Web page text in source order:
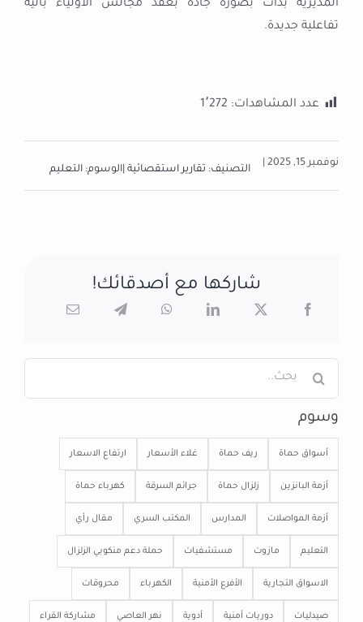
المديرية بدأت بصورة جادة بعقد مجالس الأولياء بآلية
تفاعلية جديدة.
عدد المشاهدات: 1٬272
نوفمبر 15, 2025 |
التصنيف: تقارير استقصائية| الوسوم: التعليم
شاركها مع أصدقائك!
وسوم
أسواق حماة ريف حماة غلاء الأسعار ارتفاع الاسعار
أزمة البانزين زلزال حماة جرائم السرقة كهرباء حماة
أزمة المواصلات المدارس المكتب السري مقال رأي
التعليم مازوت مستشفيات حملة دعم منكوبي الزلزال
الاسواق التجارية الأفرع الأمنية الكهرباء محروقات
صيدليات دوريات أمنية أدوية نهر العاصي مشاركة القراء